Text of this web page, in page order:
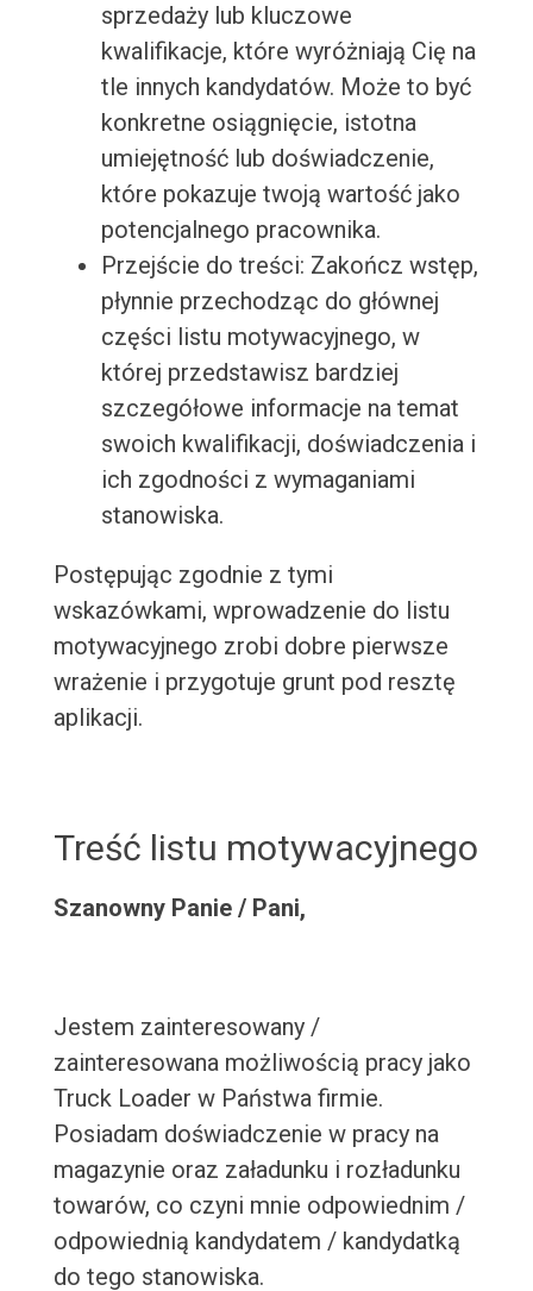
sprzedaży lub kluczowe
kwalifikacje, które wyróżniają Cię na
tle innych kandydatów. Może to być
konkretne osiągnięcie, istotna
umiejętność lub doświadczenie,
które pokazuje twoją wartość jako
potencjalnego pracownika.
Przejście do treści: Zakończ wstęp,
płynnie przechodząc do głównej
części listu motywacyjnego, w
której przedstawisz bardziej
szczegółowe informacje na temat
swoich kwalifikacji, doświadczenia i
ich zgodności z wymaganiami
stanowiska.
Postępując zgodnie z tymi
wskazówkami, wprowadzenie do listu
motywacyjnego zrobi dobre pierwsze
wrażenie i przygotuje grunt pod resztę
aplikacji.
Treść listu motywacyjnego
Szanowny Panie / Pani,
Jestem zainteresowany /
zainteresowana możliwością pracy jako
Truck Loader w Państwa firmie.
Posiadam doświadczenie w pracy na
magazynie oraz załadunku i rozładunku
towarów, co czyni mnie odpowiednim /
odpowiednią kandydatem / kandydatką
do tego stanowiska.